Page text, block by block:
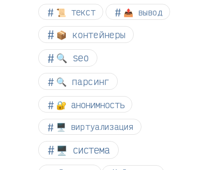
📜 текст 📤 вывод
📦 контейнеры
🔍 seo
🔍 парсинг
🔐 анонимность
🖥️ виртуализация
🖥️ система